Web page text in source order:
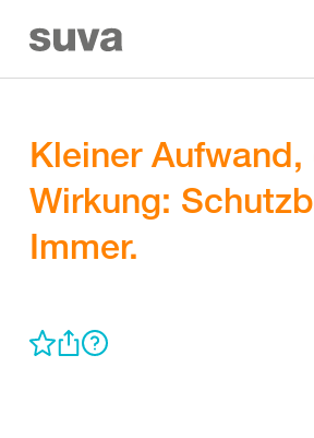
Kleiner Aufwand,
Wirkung:
Immer.